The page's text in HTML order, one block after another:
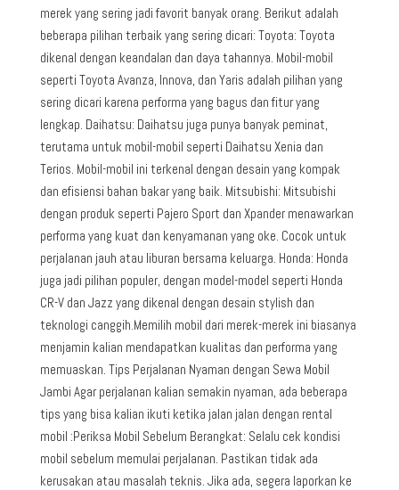
merek yang sering jadi favorit banyak orang. Berikut adalah
beberapa pilihan terbaik yang sering dicari: Toyota: Toyota
dikenal dengan keandalan dan daya tahannya. Mobil-mobil
seperti Toyota Avanza, Innova, dan Yaris adalah pilihan yang
sering dicari karena performa yang bagus dan fitur yang
lengkap. Daihatsu: Daihatsu juga punya banyak peminat,
terutama untuk mobil-mobil seperti Daihatsu Xenia dan
Terios. Mobil-mobil ini terkenal dengan desain yang kompak
dan efisiensi bahan bakar yang baik. Mitsubishi: Mitsubishi
dengan produk seperti Pajero Sport dan Xpander menawarkan
performa yang kuat dan kenyamanan yang oke. Cocok untuk
perjalanan jauh atau liburan bersama keluarga. Honda: Honda
juga jadi pilihan populer, dengan model-model seperti Honda
CR-V dan Jazz yang dikenal dengan desain stylish dan
teknologi canggih.Memilih mobil dari merek-merek ini biasanya
menjamin kalian mendapatkan kualitas dan performa yang
memuaskan. Tips Perjalanan Nyaman dengan Sewa Mobil
Jambi Agar perjalanan kalian semakin nyaman, ada beberapa
tips yang bisa kalian ikuti ketika jalan jalan dengan rental
mobil :Periksa Mobil Sebelum Berangkat: Selalu cek kondisi
mobil sebelum memulai perjalanan. Pastikan tidak ada
kerusakan atau masalah teknis. Jika ada, segera laporkan ke